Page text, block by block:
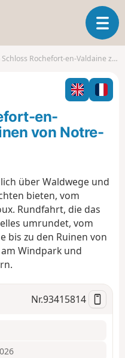
T
o
l
n
v
t
Rochefort-en-Valdaine zu den Ruinen von Notre-Dame la Brune
en-
von Notre-
über Waldwege und
bieten, vom
Rundfahrt, die das
umrundet, vom
bis zu den Ruinen von
Windpark und
Nr.93415814